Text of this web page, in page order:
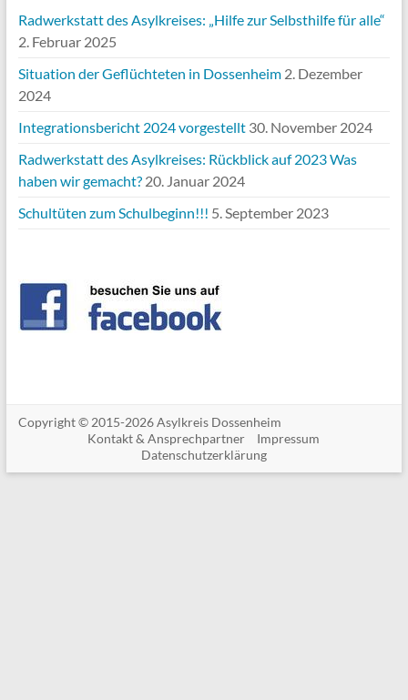
Radwerkstatt des Asylkreises: „Hilfe zur Selbsthilfe für alle“
2. Februar 2025
Situation der Geflüchteten in Dossenheim 2. Dezember
2024
Integrationsbericht 2024 vorgestellt 30. November 2024
Radwerkstatt des Asylkreises: Rückblick auf 2023 Was
haben wir gemacht? 20. Januar 2024
Schultüten zum Schulbeginn!!! 5. September 2023
Copyright © 2015-2026 Asylkreis Dossenheim
Kontakt & Ansprechpartner
Impressum
Datenschutzerklärung